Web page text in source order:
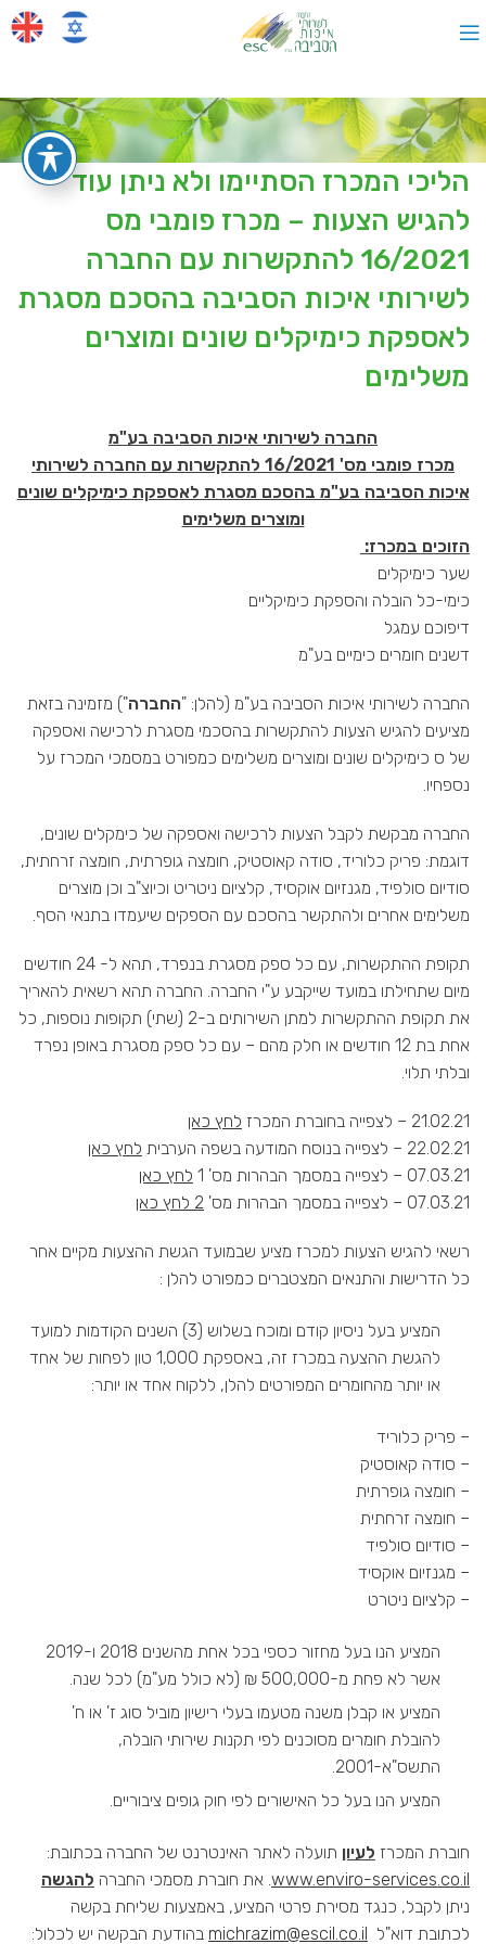
הליכי המכרז הסתיימו ולא ניתן עוד
להגיש הצעות – מכרז פומבי מס
16/2021 להתקשרות עם החברה
לשירותי איכות הסביבה בהסכם מסגרת
לאספקת כימיקלים שונים ומוצרים
משלימים
החברה לשירותי איכות הסביבה בע"מ
מכרז פומבי מס' 16/2021 להתקשרות עם החברה לשירותי
איכות הסביבה בע"מ בהסכם מסגרת לאספקת כימיקלים שונים
ומוצרים משלימים
הזוכים במכרז:
שער כימיקלים
כימי-כל הובלה והספקת כימיקליים
דיפוכם עמגל
דשנים חומרים כימיים בע"מ
החברה לשירותי איכות הסביבה בע"מ (להלן: "החברה") מזמינה בזאת
מציעים להגיש הצעות להתקשרות בהסכמי מסגרת לרכישה ואספקה
של ס כימיקלים שונים ומוצרים משלימים כמפורט במסמכי המכרז על
נספחיו.
החברה מבקשת לקבל הצעות לרכישה ואספקה של כימקלים שונים,
דוגמת: פריק כלוריד, סודה קאוסטיק, חומצה גופרתית, חומצה זרחתית,
סודיום סולפיד, מגנזיום אוקסיד, קלציום ניטריט וכיוצ"ב וכן מוצרים
משלימים אחרים ולהתקשר בהסכם עם הספקים שיעמדו בתנאי הסף.
תקופת ההתקשרות, עם כל ספק מסגרת בנפרד, תהא ל- 24 חודשים
מיום שתחילתו במועד שייקבע ע"י החברה. החברה תהא רשאית להאריך
את תקופת ההתקשרות למתן השירותים ב-2 (שתי) תקופות נוספות, כל
אחת בת 12 חודשים או חלק מהם – עם כל ספק מסגרת באופן נפרד
ובלתי תלוי.
21.02.21 – לצפייה בחוברת המכרז
לחץ כאן
22.02.21 – לצפייה בנוסח המודעה בשפה הערבית
לחץ כאן
07.03.21 – לצפייה במסמך הבהרות מס' 1
לחץ כאן
07.03.21 – לצפייה במסמך הבהרות מס'
2 לחץ כאן
רשאי להגיש הצעות למכרז מציע שבמועד הגשת ההצעות מקיים אחר
כל הדרישות והתנאים המצטברים כמפורט להלן :
המציע בעל ניסיון קודם ומוכח בשלוש (3) השנים הקודמות למועד
להגשת ההצעה במכרז זה, באספקת 1,000 טון לפחות של אחד
או יותר מהחומרים המפורטים להלן, ללקוח אחד או יותר:
– פריק כלוריד
– סודה קאוסטיק
– חומצה גופרתית
– חומצה זרחתית
– סודיום סולפיד
– מגנזיום אוקסיד
– קלציום ניטרט
המציע הנו בעל מחזור כספי בכל אחת מהשנים 2018 ו-2019
אשר לא פחת מ-500,000 ₪ (לא כולל מע"מ) לכל שנה.
המציע או קבלן משנה מטעמו בעלי רישיון מוביל סוג ז' או ח'
להובלת חומרים מסוכנים לפי תקנות שירותי הובלה,
התשס"א-2001.
המציע הנו בעל כל האישורים לפי חוק גופים ציבוריים.
חוברת המכרז לעיון תועלה לאתר האינטרנט של החברה בכתובת:
www.enviro-services.co.il. את חוברת מסמכי החברה להגשה
ניתן לקבל, כנגד מסירת פרטי המציע, באמצעות שליחת בקשה
לכתובת דוא"ל michrazim@escil.co.il בהודעת הבקשה יש לכלול: